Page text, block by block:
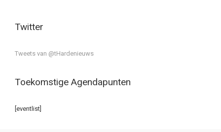
Twitter
Tweets van @tHardenieuws
Toekomstige Agendapunten
[eventlist]